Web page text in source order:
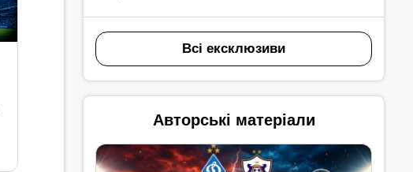
Всі ексклюзиви
Авторські матеріали